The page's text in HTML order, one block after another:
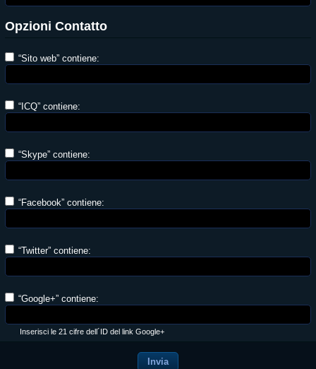
Opzioni Contatto
“Sito web” contiene:
“ICQ” contiene:
“Skype” contiene:
“Facebook” contiene:
“Twitter” contiene:
“Google+” contiene:
Inserisci le 21 cifre dell´ID del link Google+